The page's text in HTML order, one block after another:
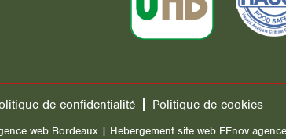
de confidentialité Politique de cookies
web Bordeaux| Hebergement site web EEnov